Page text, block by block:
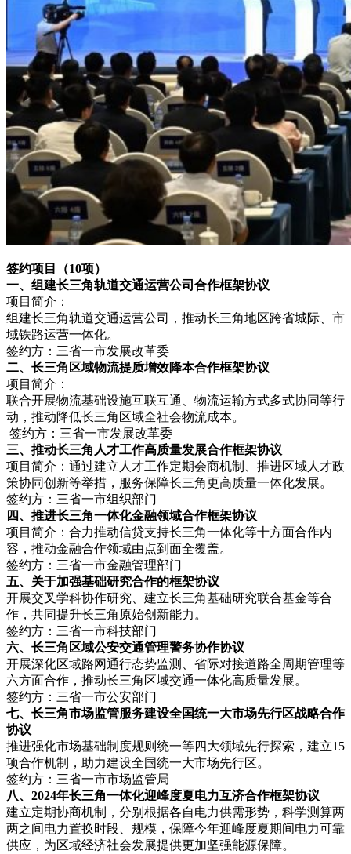
签约项目（10项）
一、组建长三角轨道交通运营公司合作框架协议
项目简介：
组建长三角轨道交通运营公司，推动长三角地区跨省城际、市
域铁路运营一体化。
签约方：三省一市发展改革委
二、长三角区域物流提质增效降本合作框架协议
项目简介：
联合开展物流基础设施互联互通、物流运输方式多式协同等行
动，推动降低长三角区域全社会物流成本。
签约方：三省一市发展改革委
三、推动长三角人才工作高质量发展合作框架协议
项目简介：通过建立人才工作定期会商机制、推进区域人才政
策协同创新等举措，服务保障长三角更高质量一体化发展。
签约方：三省一市组织部门
四、推进长三角一体化金融领域合作框架协议
项目简介：合力推动信贷支持长三角一体化等十方面合作内
容，推动金融合作领域由点到面全覆盖。
签约方：三省一市金融管理部门
五、关于加强基础研究合作的框架协议
开展交叉学科协作研究、建立长三角基础研究联合基金等合
作，共同提升长三角原始创新能力。
签约方：三省一市科技部门
六、长三角区域公安交通管理警务协作协议
开展深化区域路网通行态势监测、省际对接道路全周期管理等
六方面合作，推动长三角区域交通一体化高质量发展。
签约方：三省一市公安部门
七、长三角市场监管服务建设全国统一大市场先行区战略合作
协议
推进强化市场基础制度规则统一等四大领域先行探索，建立15
项合作机制，助力建设全国统一大市场先行区。
签约方：三省一市市场监管局
八、2024年长三角一体化迎峰度夏电力互济合作框架协议
建立定期协商机制，分别根据各自电力供需形势，科学测算两
两之间电力置换时段、规模，保障今年迎峰度夏期间电力可靠
供应，为区域经济社会发展提供更加坚强能源保障。